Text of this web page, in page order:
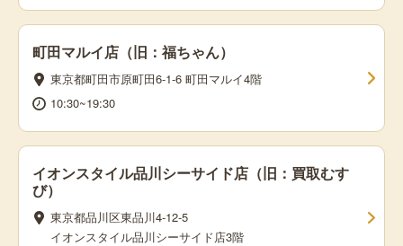
町田マルイ店（旧：福ちゃん）
東京都町田市原町田6-1-6 町田マルイ4階
10:30~19:30
イオンスタイル品川シーサイド店（旧：買取むす
び）
東京都品川区東品川4-12-5
イオンスタイル品川シーサイド店3階